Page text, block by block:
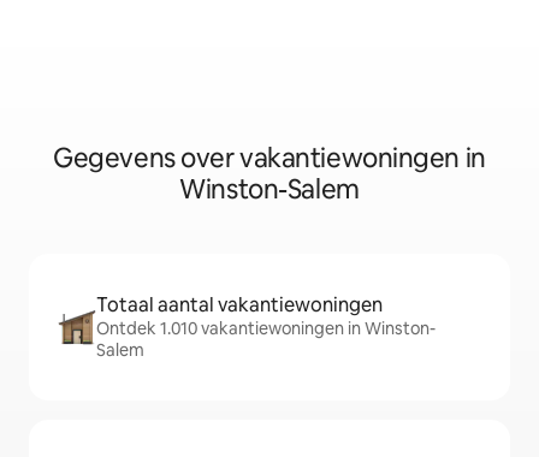
Gegevens over vakantiewoningen in
Winston-Salem
Totaal aantal vakantiewoningen
Ontdek 1.010 vakantiewoningen in Winston-
Salem